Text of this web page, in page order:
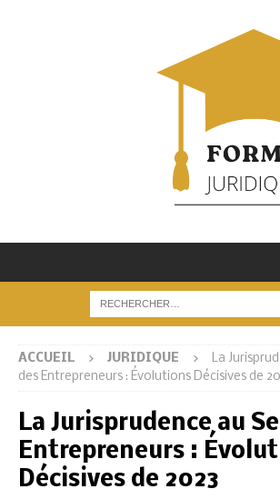
ACCUEIL JURIDIQUE
La
des Entrepreneurs : Évolutions Décisives de
La Jurisprudence au
Entrepreneurs :
Décisives de 2023